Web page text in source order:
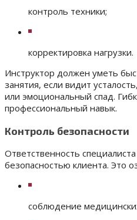
контроль техники;
корректировка нагрузки.
Инструктор должен уметь
занятия, если видит
или эмоциональный спад.
профессиональный навык.
Контроль безопасности
Ответственность
безопасностью клиента. Это
соблюдение